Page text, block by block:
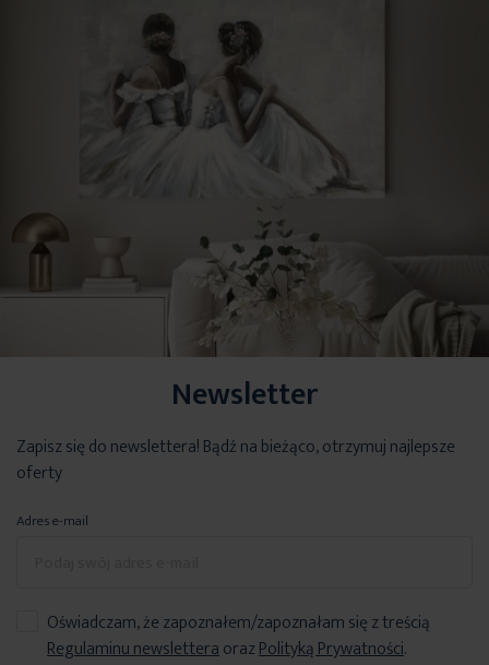
Newsletter
Zapisz się do newslettera! Bądź na bieżąco, otrzymuj najlepsze
oferty
Adres e-mail
Oświadczam, że zapoznałem/zapoznałam się z treścią
Regulaminu newsletteraorazPolityką Prywatności.